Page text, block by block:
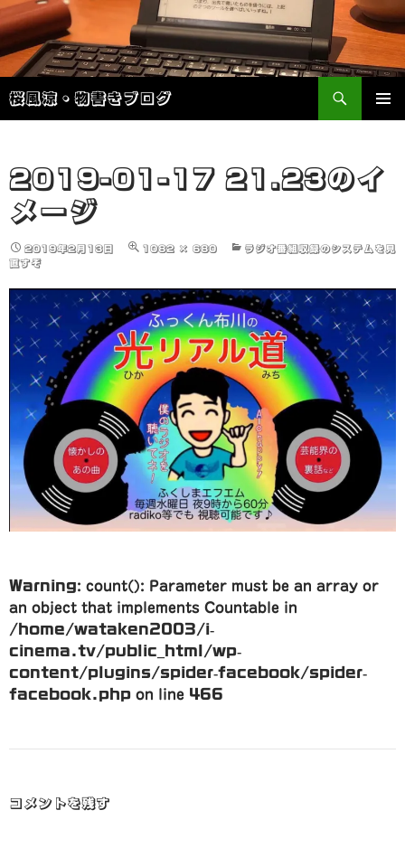
桜風涼・物書きブログ
検
索
ン
ツ
へ
ス
キ
ッ
2019-01-17 21.23のイ
メージ
2019年2月13日 1082 × 680
ラジオ番組収録のシステムを見
直すぞ
Warning: count(): Parameter must be an array or
an object that implements Countable in
/home/wataken2003/i-
cinema.tv/public_html/wp-
content/plugins/spider-facebook/spider-
facebook.php on line 466
コメントを残す